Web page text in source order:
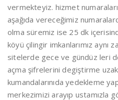
vermekteyiz. hizmet
aşağıda vereceğimiz
olma süremiz ise 25 dk
köyü çilingir imkanlarımız aynı
sitelerde gece ve gündüz leri
açma şifrelerini degiştirme
kumandalarınıda yedekleme
merkezimizi arayıp ustamızla